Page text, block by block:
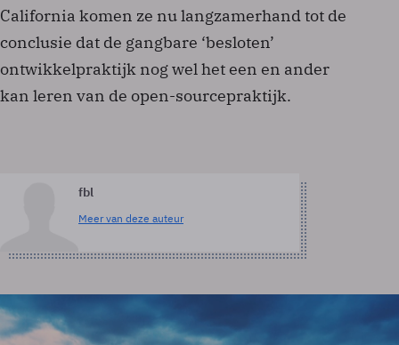
California komen ze nu langzamerhand tot de
conclusie dat de gangbare ‘besloten’
ontwikkelpraktijk nog wel het een en ander
kan leren van de open-sourcepraktijk.
fbl
Meer van deze auteur